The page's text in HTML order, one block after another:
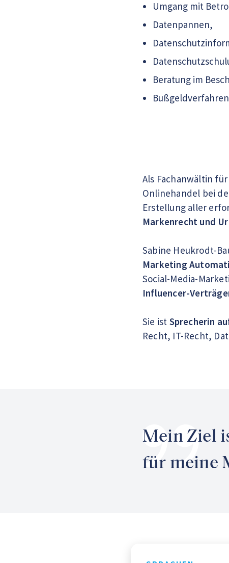
Umgang mit
Datenpannen,
Beratung im
Als Fachanwältin
Onlinehandel bei
Erstellung aller
Markenrecht und
Sabine Heukrodt-
Marketing
Social-Media-
Influencer-
Sie ist Sprecherin
Recht, IT-Recht,
Mein Ziel
für meine